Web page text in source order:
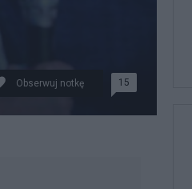
Obserwuj notkę 15